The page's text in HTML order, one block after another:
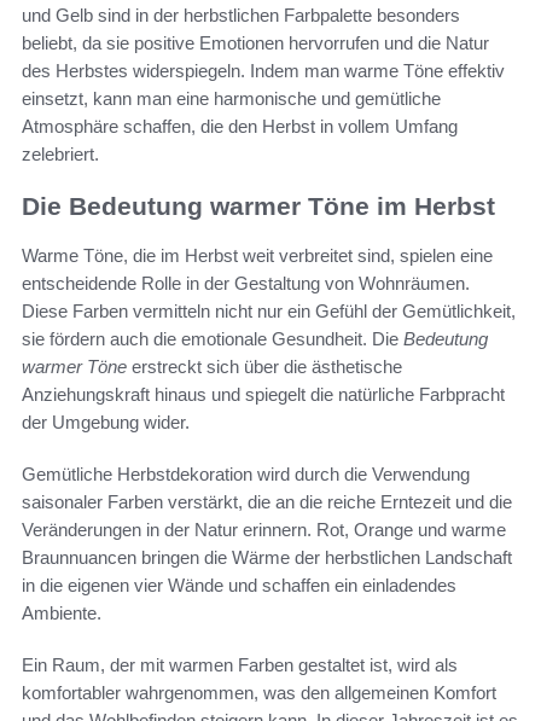
und Gelb sind in der herbstlichen Farbpalette besonders
beliebt, da sie positive Emotionen hervorrufen und die Natur
des Herbstes widerspiegeln. Indem man warme Töne effektiv
einsetzt, kann man eine harmonische und gemütliche
Atmosphäre schaffen, die den Herbst in vollem Umfang
zelebriert.
Die Bedeutung warmer Töne im Herbst
Warme Töne, die im Herbst weit verbreitet sind, spielen eine
entscheidende Rolle in der Gestaltung von Wohnräumen.
Diese Farben vermitteln nicht nur ein Gefühl der Gemütlichkeit,
sie fördern auch die emotionale Gesundheit. Die Bedeutung
warmer Töne erstreckt sich über die ästhetische
Anziehungskraft hinaus und spiegelt die natürliche Farbpracht
der Umgebung wider.
Gemütliche Herbstdekoration wird durch die Verwendung
saisonaler Farben verstärkt, die an die reiche Erntezeit und die
Veränderungen in der Natur erinnern. Rot, Orange und warme
Braunnuancen bringen die Wärme der herbstlichen Landschaft
in die eigenen vier Wände und schaffen ein einladendes
Ambiente.
Ein Raum, der mit warmen Farben gestaltet ist, wird als
komfortabler wahrgenommen, was den allgemeinen Komfort